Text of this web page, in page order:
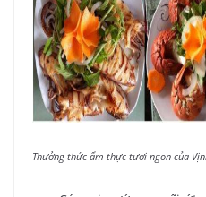
Thưởng thức ẩm thực tươi ngon của